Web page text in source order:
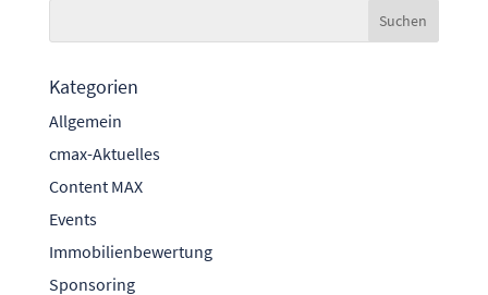
Kategorien
Allgemein
cmax-Aktuelles
Content MAX
Events
Immobilienbewertung
Sponsoring